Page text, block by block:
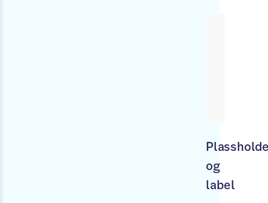
og
label